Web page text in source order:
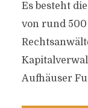
Es besteht
von rund
Aufhäuser